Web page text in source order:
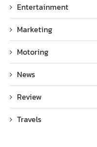
Entertainment
Marketing
Motoring
News
Review
Travels